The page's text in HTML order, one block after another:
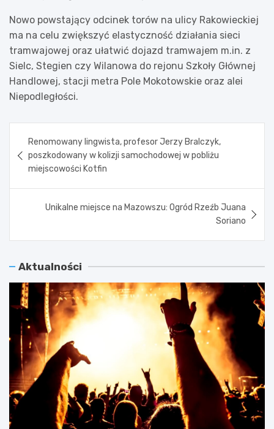
Nowo powstający odcinek torów na ulicy Rakowieckiej
ma na celu zwiększyć elastyczność działania sieci
tramwajowej oraz ułatwić dojazd tramwajem m.in. z
Sielc, Stegien czy Wilanowa do rejonu Szkoły Głównej
Handlowej, stacji metra Pole Mokotowskie oraz alei
Niepodległości.
wpisu
Renomowany lingwista, profesor Jerzy Bralczyk,
poszkodowany w kolizji samochodowej w pobliżu
miejscowości Kotfin
Unikalne miejsce na Mazowszu: Ogród Rzeźb Juana
Soriano
Aktualności